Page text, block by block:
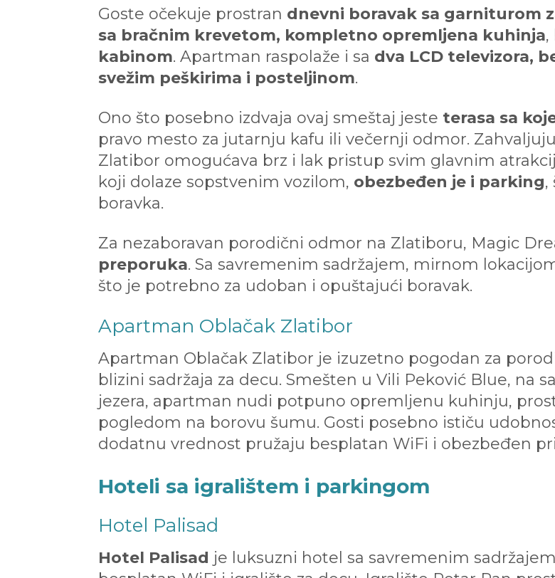
Goste očekuje prostran dnevni boravak sa garniturom
sa bračnim krevetom, kompletno opremljena kuhinja,
kabinom. Apartman raspolaže i sa dva LCD televizora,
svežim peškirima i posteljinom.
Ono što posebno izdvaja ovaj smeštaj jeste terasa sa
pravo mesto za jutarnju kafu ili večernji odmor.
Zlatibor omogućava brz i lak pristup svim glavnim
koji dolaze sopstvenim vozilom, obezbeđen je i parking,
boravka.
Za nezaboravan porodični odmor na Zlatiboru, Magic
preporuka. Sa savremenim sadržajem, mirnom
što je potrebno za udoban i opuštajući boravak.
Apartman Oblačak Zlatibor
Apartman Oblačak Zlatibor je izuzetno pogodan za
blizini sadržaja za decu. Smešten u Vili Peković Blue, na
jezera, apartman nudi potpuno opremljenu kuhinju,
pogledom na borovu šumu. Gosti posebno ističu
dodatnu vrednost pružaju besplatan WiFi i obezbeđen
Hoteli sa igralištem i parkingom
Hotel Palisad
Hotel Palisad je luksuzni hotel sa savremenim